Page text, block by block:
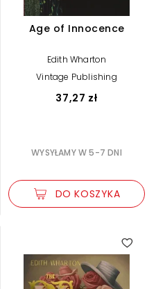
Age of Innocence
Edith Wharton
Vintage Publishing
37,27 zł
WYSYŁAMY W 5-7 DNI
DO KOSZYKA